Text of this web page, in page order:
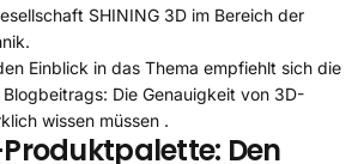
SHINING 3D im Bereich der
Einblick in das Thema empfiehlt sich die
Die Genauigkeit von 3D-
wissen müssen .
Produktpalette: Den